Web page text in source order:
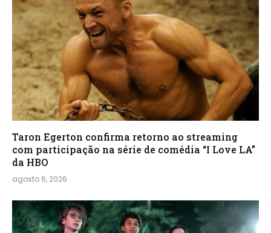
Taron Egerton confirma retorno ao streaming
com participação na série de comédia “I Love LA”
da HBO
agosto 6, 2026